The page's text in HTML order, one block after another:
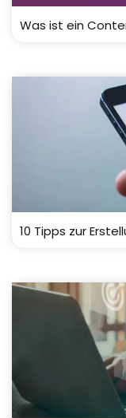
Was ist ein
10 Tipps zur